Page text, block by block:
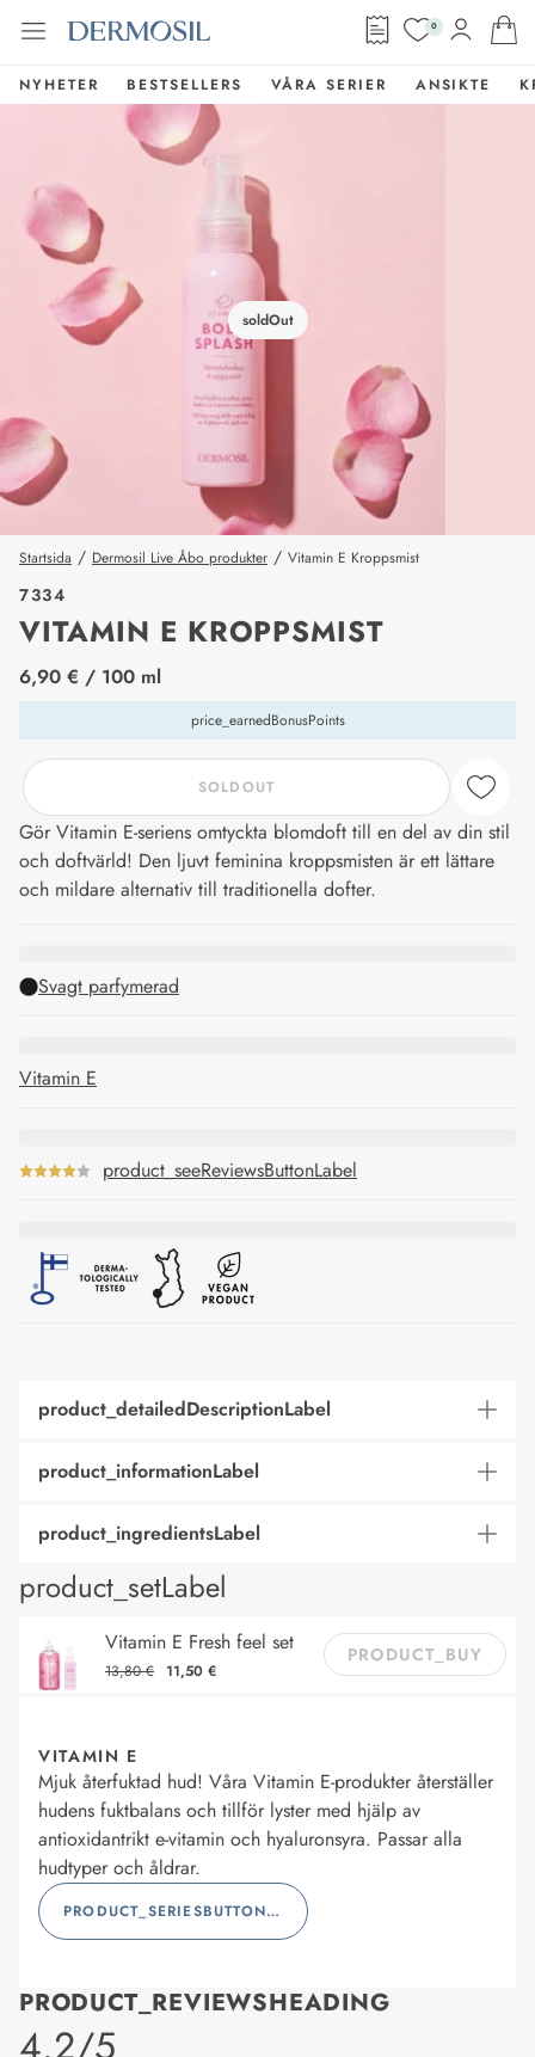
0
NYHETER BESTSELLERS VÅRA SERIER ANSIKTE
soldOut
Startsida / Dermosil Live Åbo produkter / Vitamin E Kroppsmist
7334
VITAMIN E KROPPSMIST
price_label
6,90 € / 100 ml
price_earnedBonusPoints
SOLDOUT
Gör Vitamin E-seriens omtyckta blomdoft till en del av din stil
och doftvärld! Den ljuvt feminina kroppsmisten är ett lättare
och mildare alternativ till traditionella dofter.
Svagt parfymerad
Vitamin E
product_seeReviewsButtonLabel
product_detailedDescriptionLabel
product_informationLabel
product_ingredientsLabel
product_setLabel
Vitamin E Fresh feel set
13,80 € 11,50 €
PRODUCT_BUY
VITAMIN E
Mjuk återfuktad hud! Våra Vitamin E-produkter återställer
hudens fuktbalans och tillför lyster med hjälp av
antioxidantrikt e-vitamin och hyaluronsyra. Passar alla
hudtyper och åldrar.
PRODUCT_SERIESBUTTONLABEL
PRODUCT_REVIEWSHEADING
product_rating